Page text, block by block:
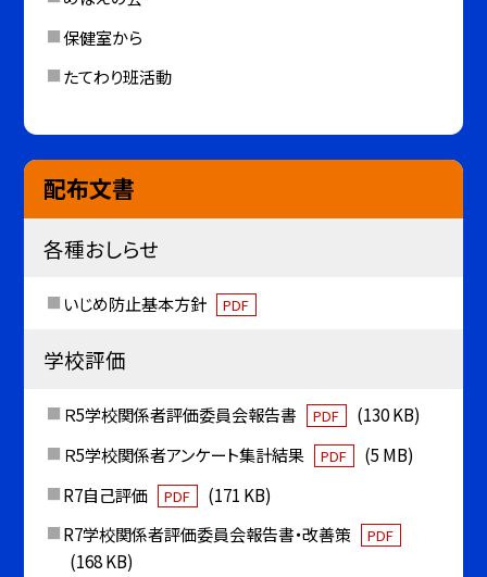
保健室から
たてわり班活動
配布文書
各種おしらせ
いじめ防止基本方針 PDF
学校評価
Ｒ5学校関係者評価委員会報告書 PDF
(130 KB)
Ｒ5学校関係者アンケート集計結果
PDF
(5 MB)
R7自己評価
PDF
(171 KB)
R7学校関係者評価委員会報告書・改善策
PDF
(168 KB)